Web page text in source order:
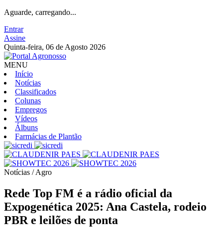
Aguarde, carregando...
Entrar
Assine
Quinta-feira, 06 de Agosto 2026
MENU
Início
Notícias
Classificados
Colunas
Empregos
Vídeos
Álbuns
Farmácias de Plantão
Notícias / Agro
Rede Top FM é a rádio oficial da
Expogenética 2025: Ana Castela, rodeio
PBR e leilões de ponta